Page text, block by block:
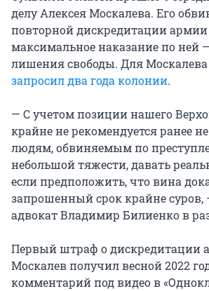
делу Алексея Москалева. Его
повторной дискредитации армии
максимальное наказание по ней
лишения свободы. Для Москалева
запросил два года колонии.
— С учетом позиции нашего
крайне не рекомендуется ранее
людям, обвиняемым по
небольшой тяжести, давать
если предположить, что вина
запрошенный срок крайне суров,
адвокат Владимир Билиенко в
Первый штраф о дискредитации
Москалев получил весной 2022
комментарий под видео в